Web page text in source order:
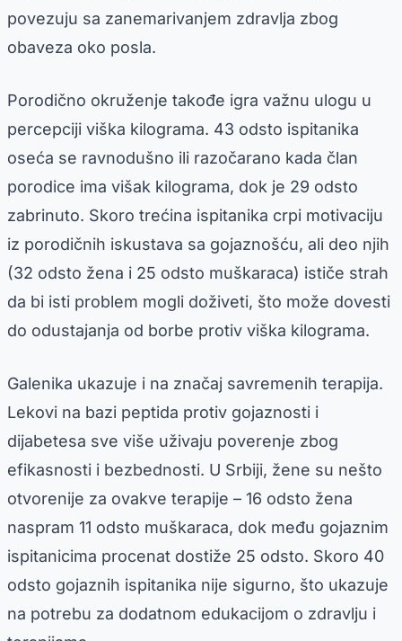
povezuju sa zanemarivanjem zdravlja zbog
obaveza oko posla.
Porodično okruženje takođe igra važnu ulogu u
percepciji viška kilograma. 43 odsto ispitanika
oseća se ravnodušno ili razočarano kada član
porodice ima višak kilograma, dok je 29 odsto
zabrinuto. Skoro trećina ispitanika crpi motivaciju
iz porodičnih iskustava sa gojaznošću, ali deo njih
(32 odsto žena i 25 odsto muškaraca) ističe strah
da bi isti problem mogli doživeti, što može dovesti
do odustajanja od borbe protiv viška kilograma.
Galenika ukazuje i na značaj savremenih terapija.
Lekovi na bazi peptida protiv gojaznosti i
dijabetesa sve više uživaju poverenje zbog
efikasnosti i bezbednosti. U Srbiji, žene su nešto
otvorenije za ovakve terapije – 16 odsto žena
naspram 11 odsto muškaraca, dok među gojaznim
ispitanicima procenat dostiže 25 odsto. Skoro 40
odsto gojaznih ispitanika nije sigurno, što ukazuje
na potrebu za dodatnom edukacijom o zdravlju i